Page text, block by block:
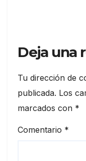
Deja una
Tu dirección de
publicada. Los
marcados con *
Comentario *